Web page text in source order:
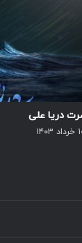
دریا علی